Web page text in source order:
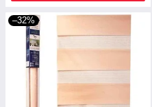
–32%